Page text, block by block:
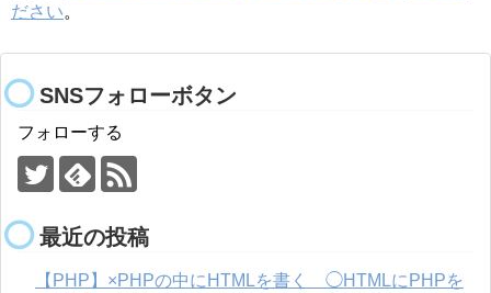
ださい。
SNSフォローボタン
フォローする
最近の投稿
【PHP】×PHPの中にHTMLを書く ◯HTMLにPHPを